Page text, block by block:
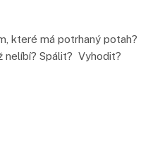
které má potrhaný potah?
nelíbí? Spálit? Vyhodit?